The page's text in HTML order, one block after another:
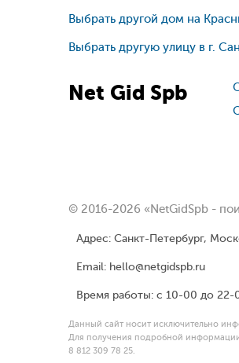
Выбрать другой дом на
Выбрать другую улицу в г.
Net Gid Spb
© 2016-2026 «NetGidSpb -
Адрес: Санкт-Петербург,
Email: hello@netgidspb.ru
Время работы: с 10-00 до 22-
Данный сайт носит исключительно
Для получения подробной
8 812 309 78 25.